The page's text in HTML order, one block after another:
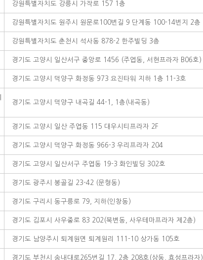
강원특별자치도 강릉시 가작로 157 1층
강원특별자치도 원주시 원문로100번길 9 단계동 100-14번지 2층
강원특별자치도 춘천시 석사동 878-2 한주빌딩 3층
경기도 고양시 일산서구 중앙로 1456 (주엽동, 서현프라자 B06호)
경기도 고양시 덕양구 화정동 973 요진타워 지하 1층 11-3호
경기도 고양시 덕양구 내곡길 44-1, 1층(내곡동)
경기도 고양시 일산 주엽동 115 대우시티프라자 2F
경기도 고양시 덕양구 화정동 966-3 우리프라자 204
경기도 고양시 일산서구 주엽동 19-3 화인빌딩 302호
경기도 광주시 봉골길 23-42 (문형동)
경기도 구리시 동구릉로 79, 지하(인창동)
경기도 김포시 사우중로 83 202(북변동, 사우테마프라자 제2층)
경기도 남양주시 퇴계원면 퇴계원리 111-10 상가동 105호
경기도 부천시 송내대로265번길 17, 2층 208호(상동, 효성프라자)